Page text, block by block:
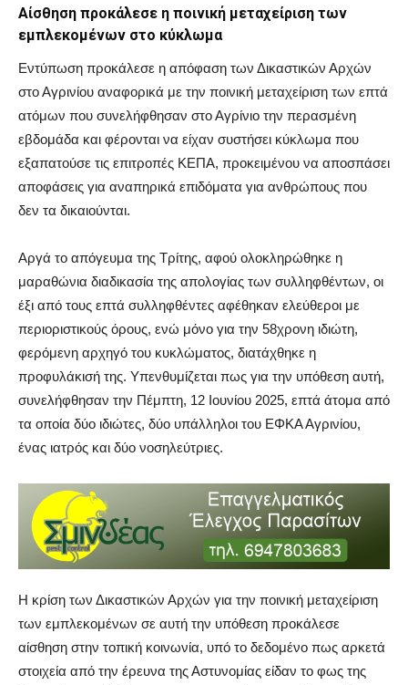
Αίσθηση προκάλεσε η ποινική μεταχείριση των
εμπλεκομένων στο κύκλωμα
Εντύπωση προκάλεσε η απόφαση των Δικαστικών Αρχών
στο Αγρινίου αναφορικά με την ποινική μεταχείριση των επτά
ατόμων που συνελήφθησαν στο Αγρίνιο την περασμένη
εβδομάδα και φέρονται να είχαν συστήσει κύκλωμα που
εξαπατούσε τις επιτροπές ΚΕΠΑ, προκειμένου να αποσπάσει
αποφάσεις για αναπηρικά επιδόματα για ανθρώπους που
δεν τα δικαιούνται.
Αργά το απόγευμα της Τρίτης, αφού ολοκληρώθηκε η
μαραθώνια διαδικασία της απολογίας των συλληφθέντων, οι
έξι από τους επτά συλληφθέντες αφέθηκαν ελεύθεροι με
περιοριστικούς όρους, ενώ μόνο για την 58χρονη ιδιώτη,
φερόμενη αρχηγό του κυκλώματος, διατάχθηκε η
προφυλάκισή της. Υπενθυμίζεται πως για την υπόθεση αυτή,
συνελήφθησαν την Πέμπτη, 12 Ιουνίου 2025, επτά άτομα από
τα οποία δύο ιδιώτες, δύο υπάλληλοι του ΕΦΚΑ Αγρινίου,
ένας ιατρός και δύο νοσηλεύτριες.
Η κρίση των Δικαστικών Αρχών για την ποινική μεταχείριση
των εμπλεκομένων σε αυτή την υπόθεση προκάλεσε
αίσθηση στην τοπική κοινωνία, υπό το δεδομένο πως αρκετά
στοιχεία από την έρευνα της Αστυνομίας είδαν το φως της